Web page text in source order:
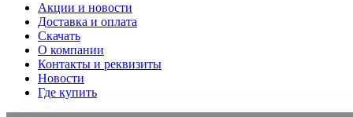
Акции и новости
Доставка и оплата
Скачать
О компании
Контакты и реквизиты
Новости
Где купить